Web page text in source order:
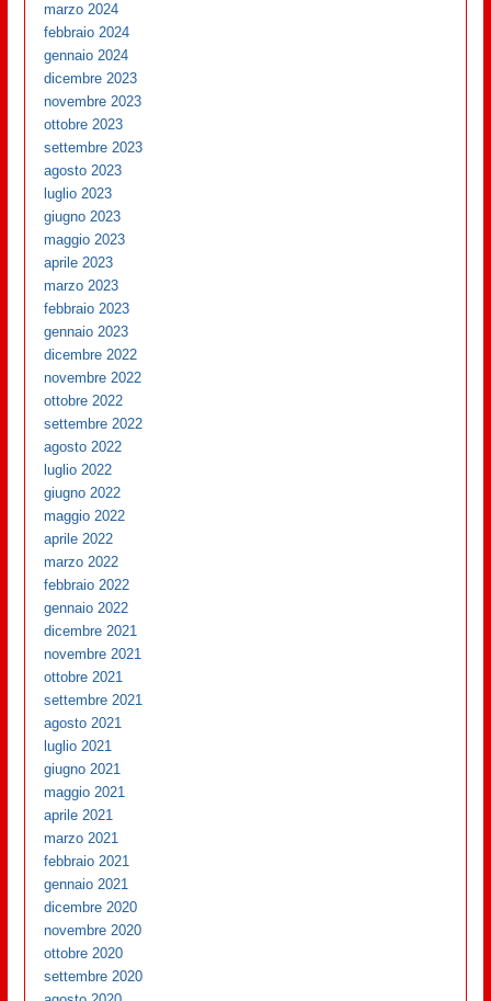
marzo 2024
febbraio 2024
gennaio 2024
dicembre 2023
novembre 2023
ottobre 2023
settembre 2023
agosto 2023
luglio 2023
giugno 2023
maggio 2023
aprile 2023
marzo 2023
febbraio 2023
gennaio 2023
dicembre 2022
novembre 2022
ottobre 2022
settembre 2022
agosto 2022
luglio 2022
giugno 2022
maggio 2022
aprile 2022
marzo 2022
febbraio 2022
gennaio 2022
dicembre 2021
novembre 2021
ottobre 2021
settembre 2021
agosto 2021
luglio 2021
giugno 2021
maggio 2021
aprile 2021
marzo 2021
febbraio 2021
gennaio 2021
dicembre 2020
novembre 2020
ottobre 2020
settembre 2020